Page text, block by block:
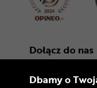
Dołącz do nas
Dbamy o